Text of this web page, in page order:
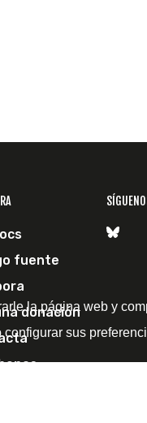
fuente
donación
la página web y
sus